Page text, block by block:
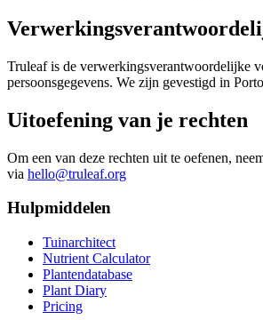
Truleaf is de verwerkingsverantwoordelijke
persoonsgegevens. We zijn gevestigd in
Uitoefening van je rechten
Om een van deze rechten uit te oefenen,
via hello@truleaf.org
Hulpmiddelen
Tuinarchitect
Nutrient Calculator
Plantendatabase
Plant Diary
Pricing